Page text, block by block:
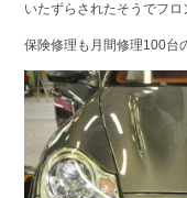
いたずらされたそうでフロ
保険修理も月間修理100台